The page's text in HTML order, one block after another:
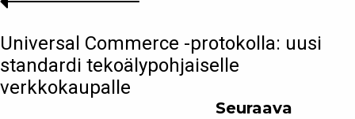
Seuraava
Universal Commerce -protokolla: uusi
standardi tekoälypohjaiselle
verkkokaupalle